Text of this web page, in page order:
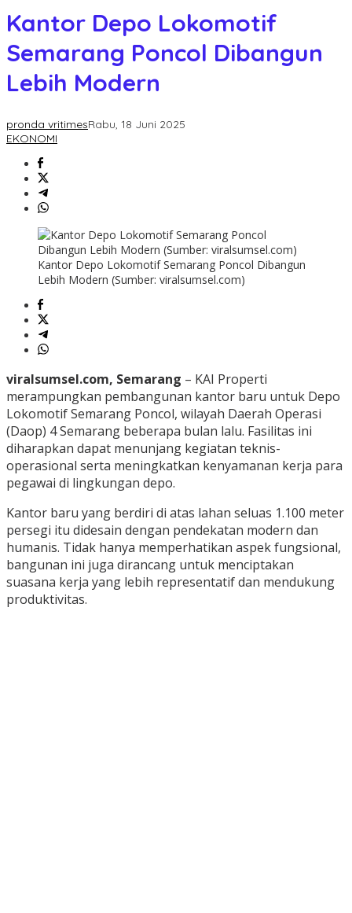
Kantor Depo Lokomotif
Semarang Poncol Dibangun
Lebih Modern
pronda vritimesRabu, 18 Juni 2025
EKONOMI
Kantor Depo Lokomotif Semarang Poncol Dibangun
Lebih Modern (Sumber: viralsumsel.com)
viralsumsel.com, Semarang – KAI Properti
merampungkan pembangunan kantor baru untuk Depo
Lokomotif Semarang Poncol, wilayah Daerah Operasi
(Daop) 4 Semarang beberapa bulan lalu. Fasilitas ini
diharapkan dapat menunjang kegiatan teknis-
operasional serta meningkatkan kenyamanan kerja para
pegawai di lingkungan depo.
Kantor baru yang berdiri di atas lahan seluas 1.100 meter
persegi itu didesain dengan pendekatan modern dan
humanis. Tidak hanya memperhatikan aspek fungsional,
bangunan ini juga dirancang untuk menciptakan
suasana kerja yang lebih representatif dan mendukung
produktivitas.